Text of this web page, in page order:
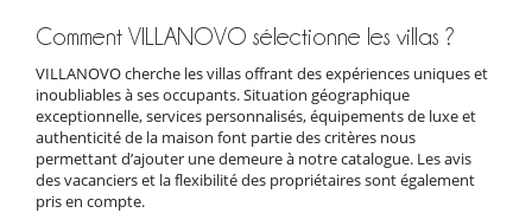
Comment VILLANOVO sélectionne les villas ?
VILLANOVO cherche les villas offrant des expériences uniques et
inoubliables à ses occupants. Situation géographique
exceptionnelle, services personnalisés, équipements de luxe et
authenticité de la maison font partie des critères nous
permettant d’ajouter une demeure à notre catalogue. Les avis
des vacanciers et la flexibilité des propriétaires sont également
pris en compte.